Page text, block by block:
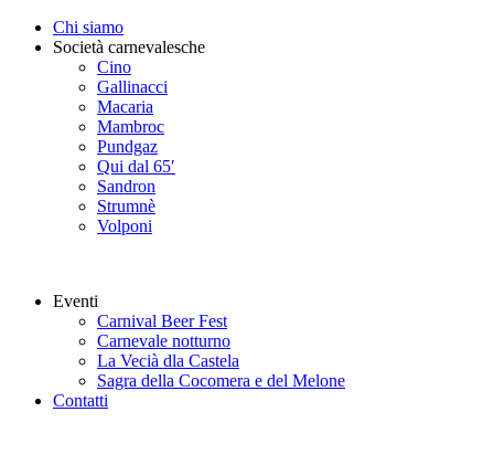
Chi siamo
Società carnevalesche
Cino
Gallinacci
Macaria
Mambroc
Pundgaz
Qui dal 65′
Sandron
Strumnè
Volponi
Eventi
Carnival Beer Fest
Carnevale notturno
La Vecià dla Castela
Sagra della Cocomera e del Melone
Contatti